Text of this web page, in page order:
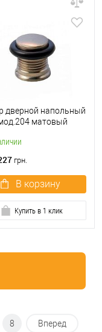
дверной напольный
матовый
грн.
В корзину
Купить в 1 клик
8 Вперед